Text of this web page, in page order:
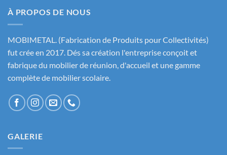
À PROPOS DE NOUS
MOBIMETAL. (Fabrication de Produits pour Collectivités)
fut crée en 2017. Dés sa création l'entreprise conçoit et
fabrique du mobilier de réunion, d'accueil et une gamme
complète de mobilier scolaire.
GALERIE